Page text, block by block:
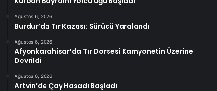
Ağustos 6, 2026
Burdur’da Tır Kazası: Sürücü Yaralandı
Ağustos 6, 2026
Afyonkarahisar’da Tır Dorsesi Kamyonetin Üzerine
Devrildi
Ağustos 6, 2026
Artvin’de Çay Hasadı Başladı